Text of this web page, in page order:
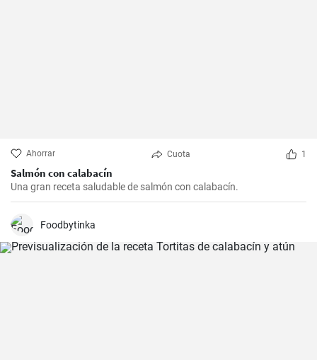
Ahorrar Cuota 1
Salmón con calabacín
Una gran receta saludable de salmón con calabacín.
Foodbytinka